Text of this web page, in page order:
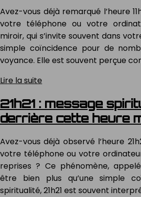
Avez-vous déjà remarqué l’heure
votre téléphone ou votre
miroir, qui s’invite souvent dans
simple coïncidence pour de
voyance. Elle est souvent perçue
Lire la suite
21h21 : message
derrière cette heure
Avez-vous déjà observé l’heure
votre téléphone ou votre
reprises ? Ce phénomène,
être bien plus qu’une simple
spiritualité, 21h21 est souvent